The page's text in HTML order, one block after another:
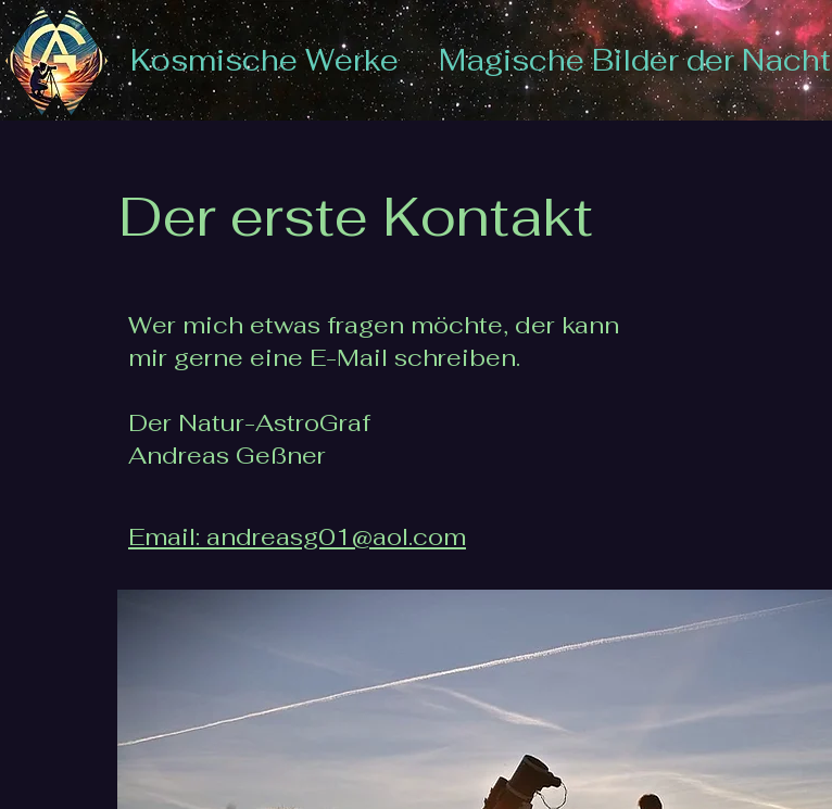
Kosmische Werke Magische Bilder der Nacht
Der erste Kontakt
Wer mich etwas fragen möchte, der kann
mir gerne eine E-Mail schreiben.
Der Natur-AstroGraf
Andreas Geßner
Email: andreasg01@aol.com